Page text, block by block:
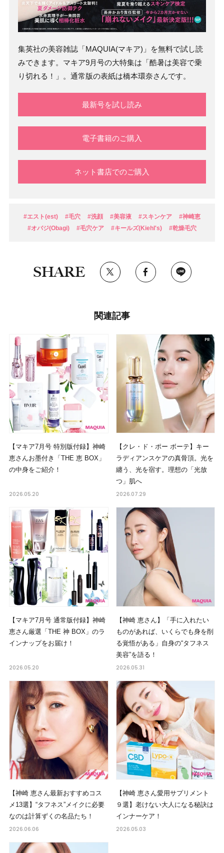
集英社の美容雑誌「MAQUIA(マキア)」を無料で試し読
みできます。マキア9月号の大特集は「酷暑は美容で乗
り切れる！」。通常版の表紙は橋本環奈さんです。
最新号を試し読み
電子書籍のご購入
ネット書店でのご購入
#エスト(est) #毛穴 #洗顔 #美容液 #スキンケア
#神崎恵
#オバジ(Obagi)
#毛穴ケア #キールズ(Kiehl's) #乾燥毛穴
SHARE
関連記事
【マキア7月号 特別版付録】神崎
恵さんお墨付き「THE 恵 BOX」
の中身をご紹介！
2026.05.20
【クレ・ド・ポー ボーテ】キー
ラディアンスケアの真骨頂。光を
纏う、光を宿す。理想の「光放
つ」肌へ
2026.07.29
【マキア7月号 通常版付録】神崎
恵さん厳選「THE 神 BOX」のラ
インナップをお届け！
2026.05.20
【神崎 恵さん】「手に入れたい
ものがあれば、いくらでも身を削
る覚悟がある」自身の“タフネス
美容”を語る！
2026.05.31
【神崎 恵さん最新おすすめコス
メ13選】“タフネス”メイクに必要
なのは計算ずくの名品たち！
2026.06.06
【神崎 恵さん愛用サプリメント
９選】老けない大人になる秘訣は
インナーケア！
2026.05.03